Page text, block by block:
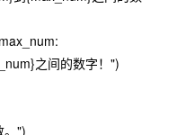
之间的数字！")
。")